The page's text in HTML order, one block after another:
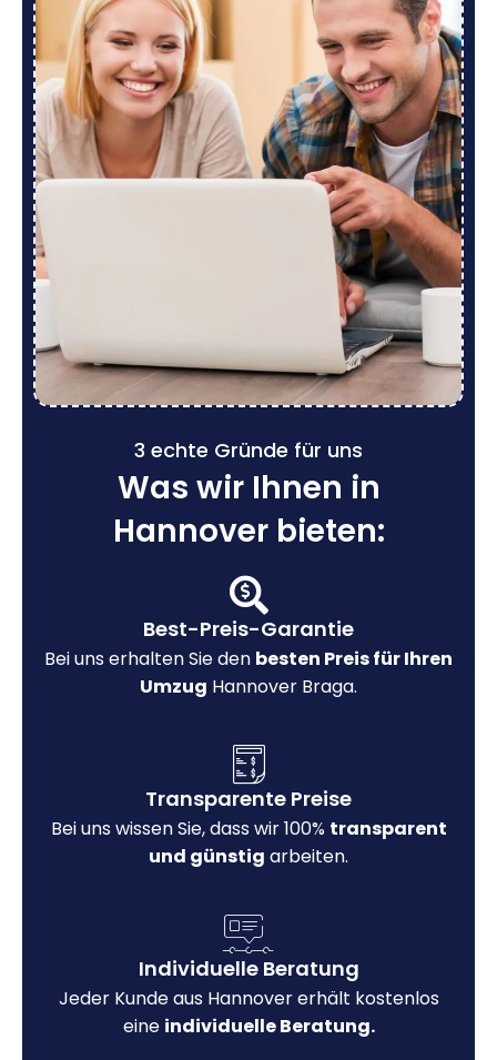
3 echte Gründe für uns
Was wir Ihnen in
Hannover bieten:
Best-Preis-Garantie
Bei uns erhalten Sie den besten Preis für Ihren
Umzug Hannover Braga.
Transparente Preise
Bei uns wissen Sie, dass wir 100% transparent
und günstig arbeiten.
Individuelle Beratung
Jeder Kunde aus Hannover erhält kostenlos
eine individuelle Beratung.